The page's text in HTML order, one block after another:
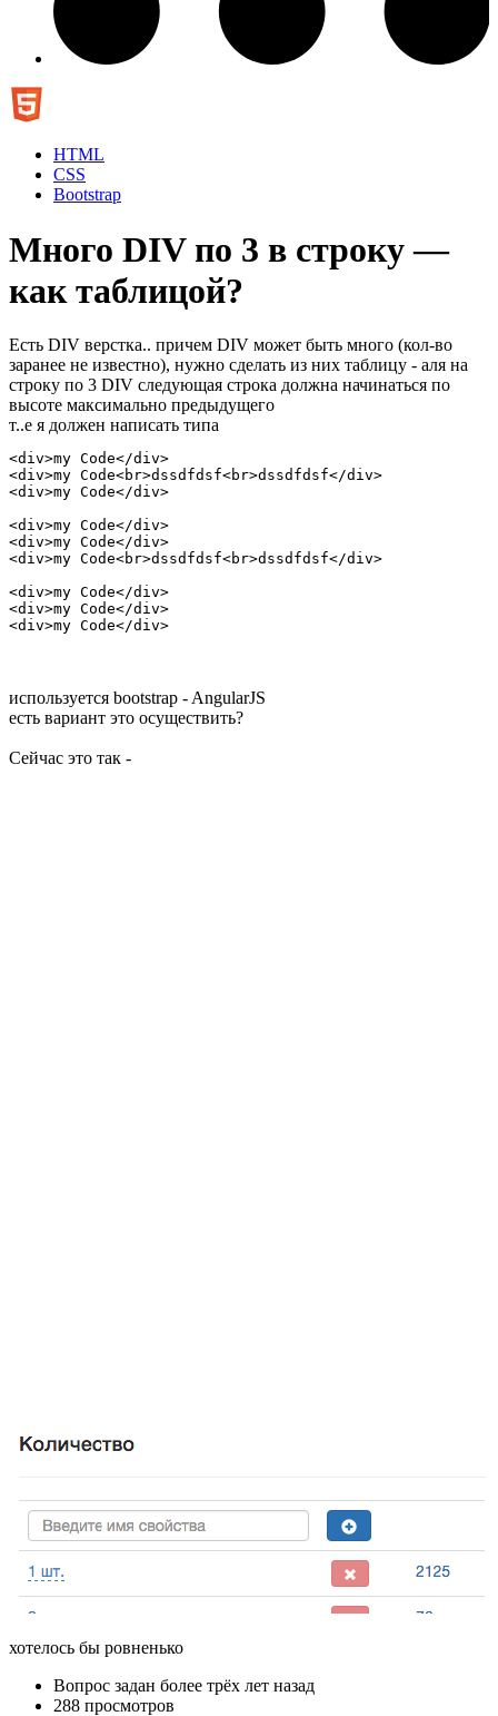
HTML
CSS
Bootstrap
Много DIV по 3 в строку —
как таблицой?
Есть DIV верстка.. причем DIV может быть много (кол-во
заранее не известно), нужно сделать из них таблицу - аля на
строку по 3 DIV следующая строка должна начинаться по
высоте максимально предыдущего
т..е я должен написать типа
<div>my Code</div>
<div>my Code<br>dssdfdsf<br>dssdfdsf</div>
<div>my Code</div>
<div>my Code</div>
<div>my Code</div>
<div>my Code<br>dssdfdsf<br>dssdfdsf</div>
<div>my Code</div>
<div>my Code</div>
<div>my Code</div>
используется bootstrap - AngularJS
есть вариант это осуществить?
Сейчас это так -
хотелось бы ровненько
Вопрос задан более трёх лет назад
288 просмотров